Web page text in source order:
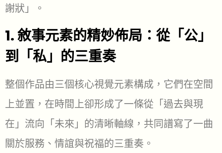
謝狀」。
1. 敘事元素的精妙佈局：從「公」
到「私」的三重奏
整個作品由三個核心視覺元素構成，它們在空間
上並置，在時間上卻形成了一條從「過去與現
在」流向「未來」的清晰軸線，共同譜寫了一曲
關於服務、情誼與祝福的三重奏。